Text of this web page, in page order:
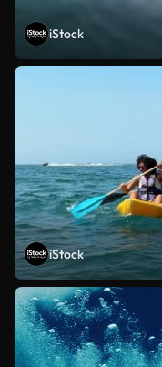
iStock
iStock